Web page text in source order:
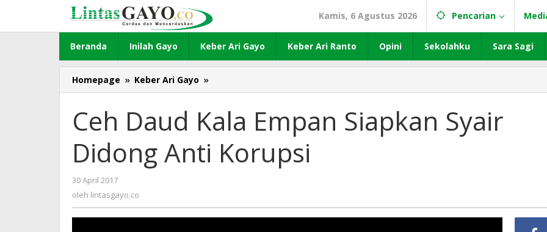
konten
Kamis, 6 Agustus 2026 Pencarian
Beranda Inilah Gayo Keber Ari Gayo Keber Ari Ranto Opini Sekolahku Sara Sagi
Homepage » Keber Ari Gayo »
Daud
Empan
Siapkan
Syair
Didong
Ceh Daud Kala Empan Siapkan Syair
Didong Anti Korupsi
30 April 2017
lintasgayo.co
oleh lintasgayo.co